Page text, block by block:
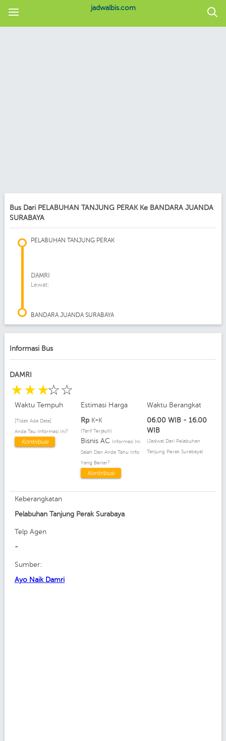
jadwalbis.com
Bus Dari PELABUHAN TANJUNG PERAK Ke BANDARA JUANDA
SURABAYA
PELABUHAN TANJUNG PERAK
DAMRI
Lewat:
BANDARA JUANDA SURABAYA
Informasi Bus
DAMRI
☆
☆
☆
☆
☆
Waktu Tempuh
[Tidak Ada Data]
Anda Tau Informasi Ini?
Kontribusi
Estimasi Harga
Rp K- K
(Tarif Terjauh)
Bisnis AC Informasi Ini
Salah Dan Anda Tahu Info
Yang Benar?
Kontribusi
Waktu Berangkat
06.00 WIB - 16.00
WIB
(Jadwal Dari Pelabuhan
Tanjung Perak Surabaya)
Keberangkatan
Pelabuhan Tanjung Perak Surabaya
Telp Agen
-
Sumber:
Ayo Naik Damri